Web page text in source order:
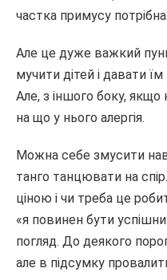
частка примусу потрібна.
Але це дуже важкий
мучити дітей і давати
Але, з іншого боку, якщо
на що у нього алергія.
Можна себе змусити
танго танцювати на
ціною і чи треба це
«я повинен бути
погляд. До деякого
але в підсумку